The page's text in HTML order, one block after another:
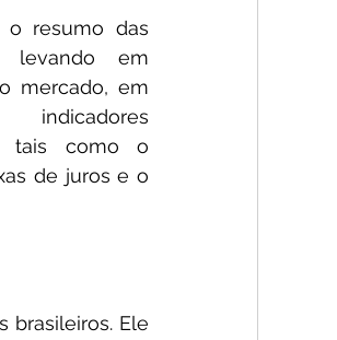
o resumo das
levando em
mercado, em
tais como o
de juros e o
brasileiros. Ele